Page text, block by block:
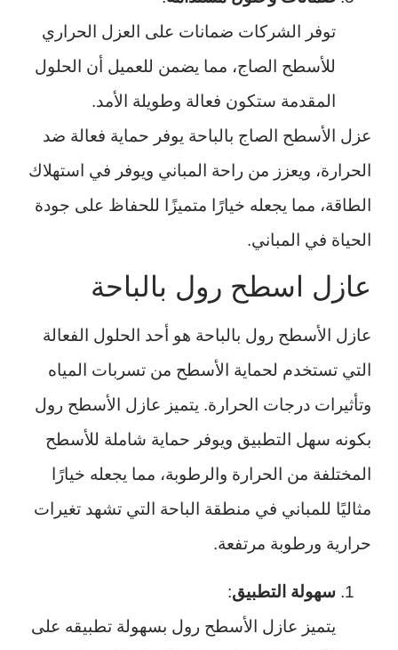
توفر الشركات ضمانات على العزل الحراري
للأسطح الصاج، مما يضمن للعميل أن الحلول
المقدمة ستكون فعالة وطويلة الأمد.
عزل الأسطح الصاج بالباحة يوفر حماية فعالة ضد
الحرارة، ويعزز من راحة المباني ويوفر في استهلاك
الطاقة، مما يجعله خيارًا متميزًا للحفاظ على جودة
الحياة في المباني.
عازل اسطح رول بالباحة
عازل الأسطح رول بالباحة هو أحد الحلول الفعالة
التي تستخدم لحماية الأسطح من تسربات المياه
وتأثيرات درجات الحرارة. يتميز عازل الأسطح رول
بكونه سهل التطبيق ويوفر حماية شاملة للأسطح
المختلفة من الحرارة والرطوبة، مما يجعله خيارًا
مثاليًا للمباني في منطقة الباحة التي تشهد تغيرات
حرارية ورطوبة مرتفعة.
سهولة التطبيق:
يتميز عازل الأسطح رول بسهولة تطبيقه على